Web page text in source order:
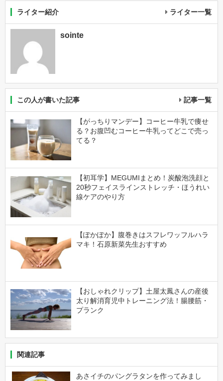
ライター紹介 ライター一覧
sointe
この人が書いた記事 記事一覧
【がっちりマンデー】コーヒー牛乳で痩せ
る？お腹凹むコーヒー牛乳ってどこで売っ
てる？
【初耳学】MEGUMIまとめ！炭酸泡洗顔と
20秒フェイスラインストレッチ・ほうれい
線ケアのやり方
【ぽかぽか】腹巻きはスフレワッフルハラ
マキ！石原新菜先生おすすめ
【おしゃれクリップ】土屋太鳳さんの産後
太り解消育児中トレーニング法！腸腰筋・
プランク
関連記事
あさイチのパングラタンを作ってみまし